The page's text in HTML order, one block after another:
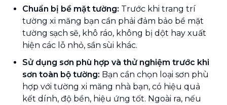
Chuẩn bị bề mặt tường: Trước khi trang trí
tường xi măng bạn cần phải đảm bảo bề mặt
tường sạch sẽ, khô ráo, không bị dột hay xuất
hiện các lỗ nhỏ, sần sùi khác.
Sử dụng sơn phù hợp và thử nghiệm trước khi
sơn toàn bộ tường: Bạn cần chọn loại sơn phù
hợp với tường xi măng nhà bạn, có hiệu quả
kết dính, độ bền, hiệu ứng tốt. Ngoài ra, nếu